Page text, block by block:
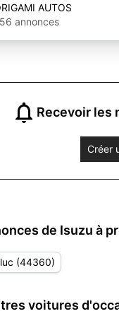
AUTOS
annonces
Recevoir les
Créer
de Isuzu à
(44360)
voitures